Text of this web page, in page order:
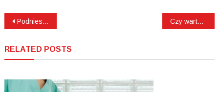
Nawigacja
Podniesienie dna zatoki szczękowej – na czym polega ten zabieg? Czy warto usuwać zdrowe ósemki?
RELATED POSTS